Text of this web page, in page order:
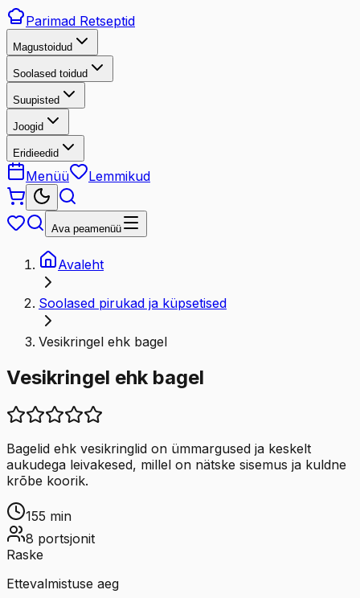
Parimad Retseptid
Magustoidud
Soolased toidud
Suupisted
Joogid
Eridieedid
Menüü Lemmikud
Ava peamenüü
Avaleht
Soolased pirukad ja küpsetised
Vesikringel ehk bagel
Vesikringel ehk bagel
Bagelid ehk vesikringlid on ümmargused ja keskelt
aukudega leivakesed, millel on nätske sisemus ja kuldne
krõbe koorik.
155 min
8 portsjonit
Raske
Ettevalmistuse aeg